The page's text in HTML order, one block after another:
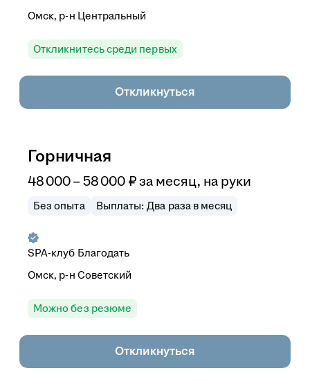
Омск, р-н Центральный
Откликнитесь среди первых
Откликнуться
Горничная
48 000–58 000 ₽ за месяц, на руки
Без опыта Выплаты: Два раза в месяц
SPA-клуб Благодать
Омск, р-н Советский
Можно без резюме
Откликнуться